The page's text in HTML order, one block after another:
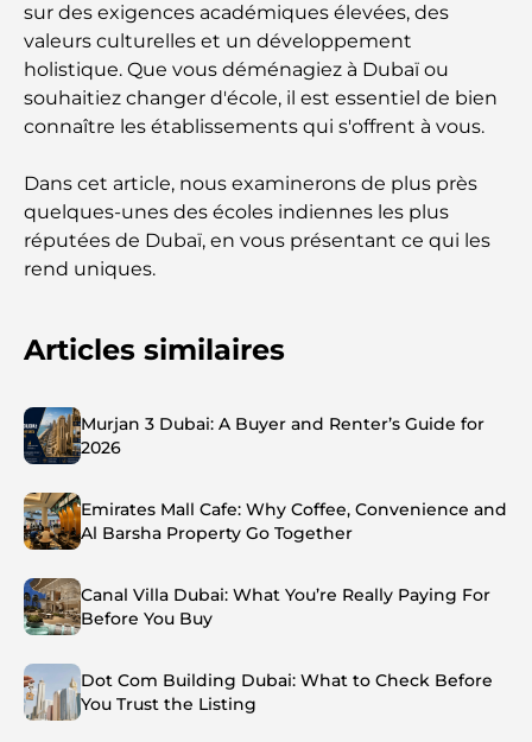
sur des exigences académiques élevées, des
valeurs culturelles et un développement
holistique. Que vous déménagiez à Dubaï ou
souhaitiez changer d'école, il est essentiel de bien
connaître les établissements qui s'offrent à vous.
Dans cet article, nous examinerons de plus près
quelques-unes des écoles indiennes les plus
réputées de Dubaï, en vous présentant ce qui les
rend uniques.
Articles similaires
Murjan 3 Dubai: A Buyer and Renter’s Guide for
2026
Emirates Mall Cafe: Why Coffee, Convenience and
Al Barsha Property Go Together
Canal Villa Dubai: What You’re Really Paying For
Before You Buy
Dot Com Building Dubai: What to Check Before
You Trust the Listing